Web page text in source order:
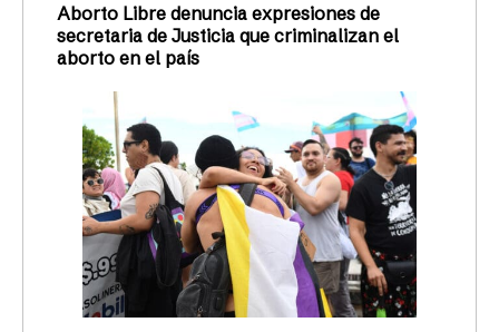
Aborto Libre denuncia expresiones de
secretaria de Justicia que criminalizan el
aborto en el país